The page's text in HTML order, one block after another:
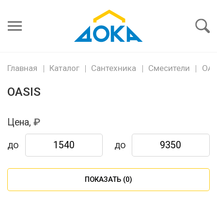
пароль
Главная Каталог Сантехника Смесители
OASIS
Цена,
до до
ПОКАЗАТЬ (0)